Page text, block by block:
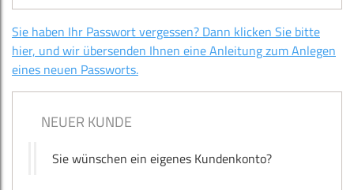
NEUER KUNDE
Sie wünschen ein eigenes Kundenkonto?
Sie haben Ihr Passwort vergessen? Dann klicken Sie bitte
hier, und wir übersenden Ihnen eine Anleitung zum Anlegen
eines neuen Passworts.